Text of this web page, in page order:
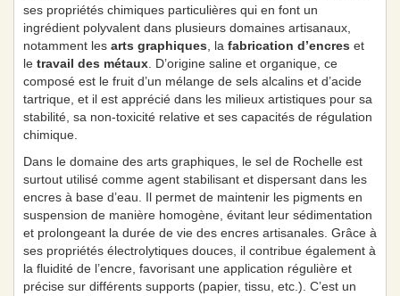
ses propriétés chimiques particulières qui en font un
ingrédient polyvalent dans plusieurs domaines artisanaux,
notamment les arts graphiques , la fabrication d’encres et
le travail des métaux . D’origine saline et organique, ce
composé est le fruit d’un mélange de sels alcalins et d’acide
tartrique, et il est apprécié dans les milieux artistiques pour sa
stabilité, sa non-toxicité relative et ses capacités de régulation
chimique.
Dans le domaine des arts graphiques, le sel de Rochelle est
surtout utilisé comme agent stabilisant et dispersant dans les
encres à base d’eau. Il permet de maintenir les pigments en
suspension de manière homogène, évitant leur sédimentation
et prolongeant la durée de vie des encres artisanales. Grâce à
ses propriétés électrolytiques douces, il contribue également à
la fluidité de l’encre, favorisant une application régulière et
précise sur différents supports (papier, tissu, etc.). C’est un